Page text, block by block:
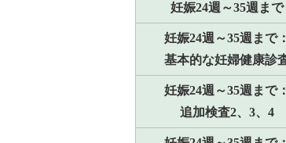
妊娠24週～35週まで
妊娠24週～35週まで：
基本的な妊婦健康診
妊娠24週～35週まで：
追加検査2、3、4